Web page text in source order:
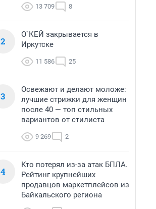
13 709 8
2
О`КЕЙ закрывается в
Иркутске
11 586 25
3
Освежают и делают моложе:
лучшие стрижки для женщин
после 40 — топ стильных
вариантов от стилиста
9 269 2
4
Кто потерял из-за атак БПЛА.
Рейтинг крупнейших
продавцов маркетплейсов из
Байкальского региона